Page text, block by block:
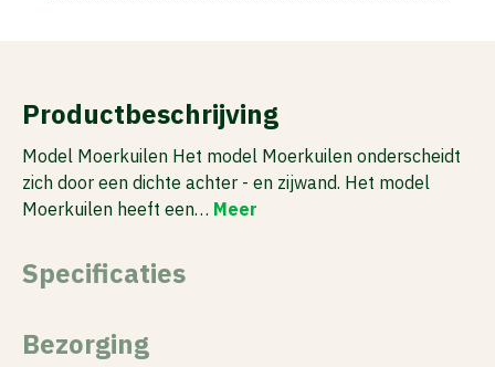
Productbeschrijving
Model Moerkuilen Het model Moerkuilen onderscheidt
zich door een dichte achter - en zijwand. Het model
Moerkuilen heeft een… Meer
Specificaties
Bezorging